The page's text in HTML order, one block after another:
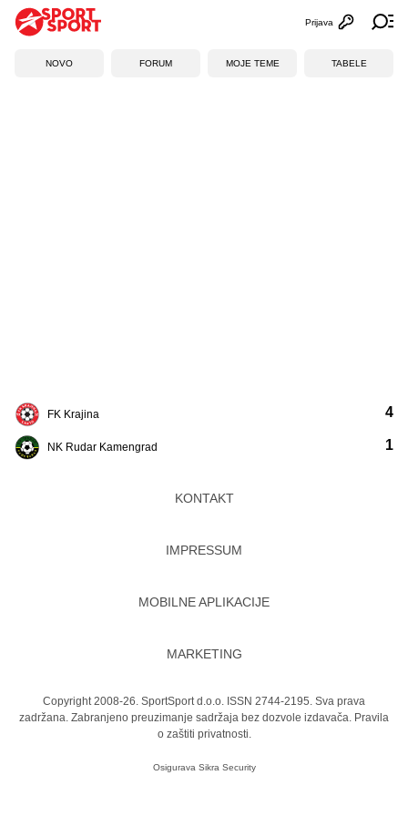
Otvori
Prijava
NOVO FORUM MOJE TEME TABELE
FK Krajina
NK Rudar Kamengrad
4
1
KONTAKT
IMPRESSUM
MOBILNE APLIKACIJE
MARKETING
Copyright 2008-26. SportSport d.o.o. ISSN 2744-2195. Sva prava
zadržana. Zabranjeno preuzimanje sadržaja bez dozvole izdavača. Pravila
o zaštiti privatnosti.
Osigurava Sikra Security